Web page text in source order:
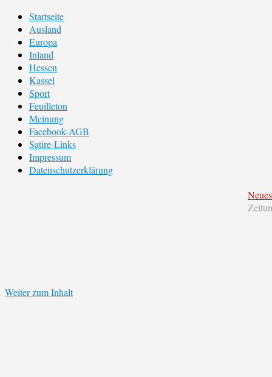
Startseite
Ausland
Europa
Inland
Hessen
Kassel
Sport
Feuilleton
Meinung
Facebook-AGB
Satire-Links
Impressum
Datenschutzerklärung
Weiter zum Inhalt